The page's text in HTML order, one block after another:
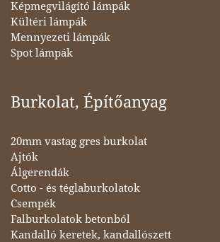
Képmegvilágító lámpák
Kültéri lámpák
Mennyezeti lámpák
Spot lámpák
Burkolat, Építőanyag
20mm vastag gres burkolat
Ajtók
Álgerendák
Cotto - és téglaburkolatok
Csempék
Falburkolatok betonból
Kandalló keretek, kandallószett